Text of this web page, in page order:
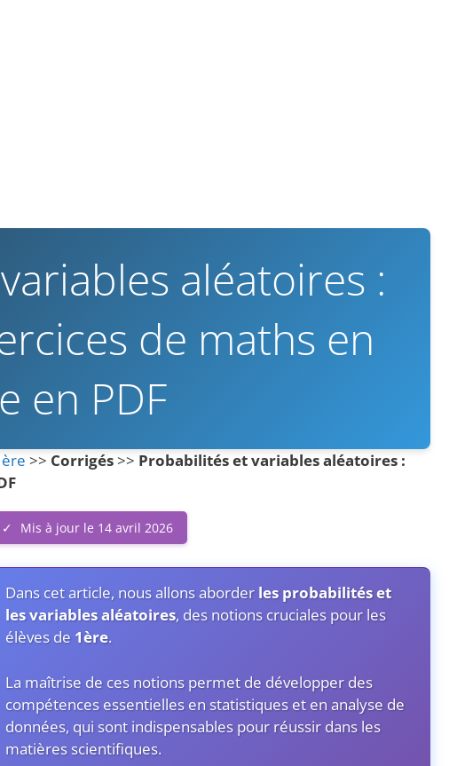
aléatoires :
de maths en
en PDF
>> Corrigés>> Probabilités et variables aléatoires :
Mis à jour le 14 avril 2026
Dans cet article, nous allons aborder les probabilités et
les variables aléatoires, des notions cruciales pour les
élèves de 1ère.
La maîtrise de ces notions permet de développer des
compétences essentielles en statistiques et en analyse de
données, qui sont indispensables pour réussir dans les
matières scientifiques.